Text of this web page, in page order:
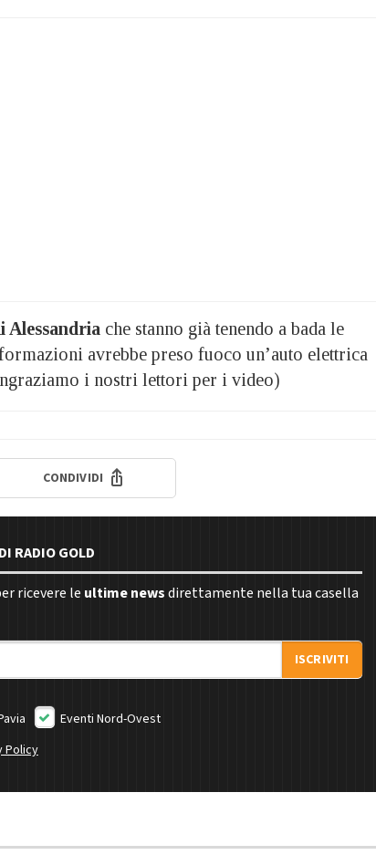
Alessandria che stanno già tenendo a bada le
avrebbe preso fuoco un’auto elettrica
i nostri lettori per i video)
CONDIVIDI
RADIO GOLD
ricevere le ultime newsdirettamente nella tua casella
ISCRIVITI
Eventi Nord-Ovest
Policy